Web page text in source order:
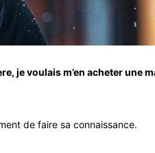
je voulais m’en acheter une
de faire sa connaissance.